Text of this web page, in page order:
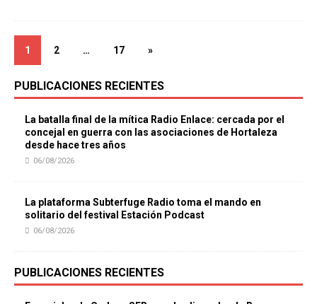
1 2 … 17 »
PUBLICACIONES RECIENTES
La batalla final de la mítica Radio Enlace: cercada por el
concejal en guerra con las asociaciones de Hortaleza
desde hace tres años
06/08/2026
La plataforma Subterfuge Radio toma el mando en
solitario del festival Estación Podcast
06/08/2026
PUBLICACIONES RECIENTES